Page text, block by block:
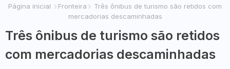
Página inicial Fronteira
Três ônibus de turismo são retidos com
mercadorias descaminhadas
Três ônibus de turismo são retidos
com mercadorias descaminhadas